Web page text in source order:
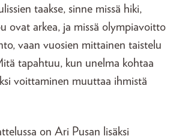
taakse, sinne missä hiki,
ovat arkea, ja missä olympiavoitto
vaan vuosien mittainen taistelu
tapahtuu, kun unelma kohtaa
voittaminen muuttaa ihmistä
on Ari Pusan lisäksi